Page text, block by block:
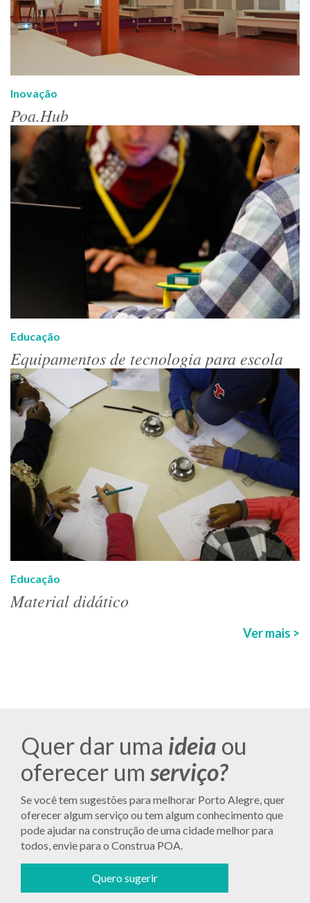
Inovação
Poa.Hub
Educação
Equipamentos de tecnologia para escola
Educação
Material didático
Ver mais >
Quer dar uma ideia ou
oferecer um serviço?
Se você tem sugestões para melhorar Porto Alegre, quer
oferecer algum serviço ou tem algum conhecimento que
pode ajudar na construção de uma cidade melhor para
todos, envie para o Construa POA.
Quero sugerir